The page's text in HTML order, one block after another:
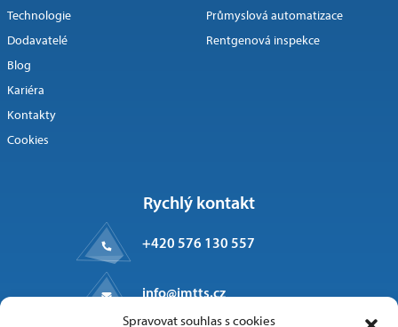
Spravovat souhlas s cookies
Technologie
Dodavatelé
Blog
Kariéra
Kontakty
Cookies
Průmyslová automatizace
Rentgenová inspekce
Rychlý kontakt
+420 576 130 557
info@imtts.cz